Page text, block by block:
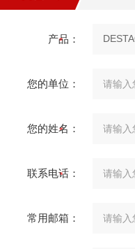
产品：
您的单位：
您的姓名：
联系电话：
常用邮箱：